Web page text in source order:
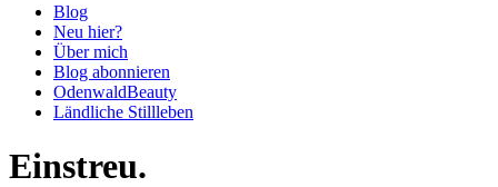
Blog
Neu hier?
Über mich
Blog abonnieren
OdenwaldBeauty
Ländliche Stillleben
Einstreu.